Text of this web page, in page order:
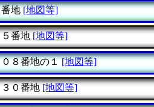
地 [地図等]
番地 [地図等]
８番地の１ [地図等]
０番地 [地図等]